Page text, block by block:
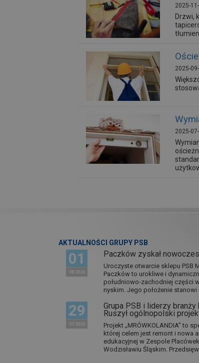
2025-
Drzwi,
2025-
2025-07-
AKTUALNOŚCI GRUPY PSB
01
08 2026
Paczków zyskał
Uroczyste otwarcie sklepu PSB
Paczków to urokliwe i
południowo-zachodniej części
nyskim. Jego położenie stanowi
29
07 2026
Grupa PSB i liderzy
Ruszył ogólnopolski
Projekt „MRÓWKOLANDIA” to
której celem jest remont i nowa
edukacyjnej w Zespole
Wodzisławiu Śląskim.